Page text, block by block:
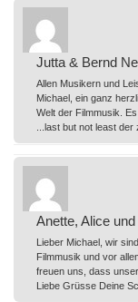
Jutta & Bernd
Allen Musikern und
Michael, ein ganz
Welt der Filmmusik. Es
...last but not least
Anette, Alice
Lieber Michael, wir
Filmmusik und vor
freuen uns, dass
Liebe Grüsse Deine